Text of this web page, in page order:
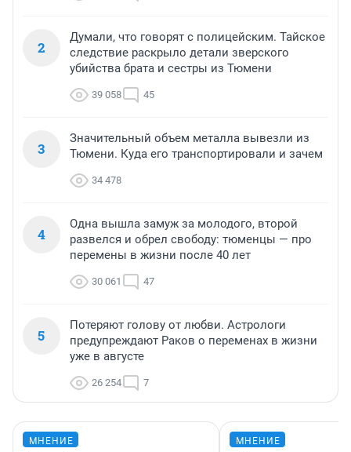
2
Думали, что говорят с полицейским. Тайское
следствие раскрыло детали зверского
убийства брата и сестры из Тюмени
39 058 45
3
Значительный объем металла вывезли из
Тюмени. Куда его транспортировали и зачем
34 478
4
Одна вышла замуж за молодого, второй
развелся и обрел свободу: тюменцы — про
перемены в жизни после 40 лет
30 061 47
5
Потеряют голову от любви. Астрологи
предупреждают Раков о переменах в жизни
уже в августе
26 254 7
МНЕНИЕ МНЕНИЕ